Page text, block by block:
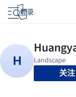
登录
关注